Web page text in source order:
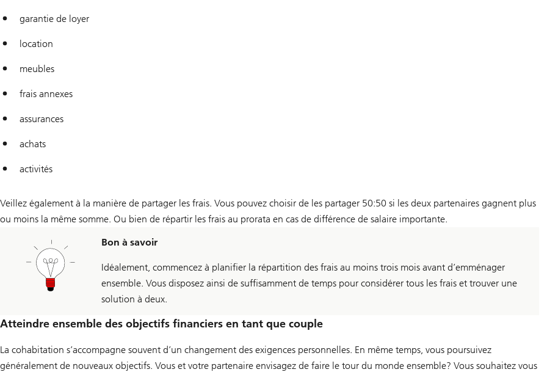
garantie de loyer
location
meubles
frais annexes
assurances
achats
activités
Veillez également à la manière de partager les frais. Vous pouvez choisir de les partager 50:50 si les deux partenaires gagnent plus
ou moins la même somme. Ou bien de répartir les frais au prorata en cas de différence de salaire importante.
Bon à savoir
Idéalement, commencez à planifier la répartition des frais au moins trois mois avant d’emménager
ensemble. Vous disposez ainsi de suffisamment de temps pour considérer tous les frais et trouver une
solution à deux.
Atteindre ensemble des objectifs financiers en tant que couple
La cohabitation s’accompagne souvent d’un changement des exigences personnelles. En même temps, vous poursuivez
généralement de nouveaux objectifs. Vous et votre partenaire envisagez de faire le tour du monde ensemble? Vous souhaitez vous